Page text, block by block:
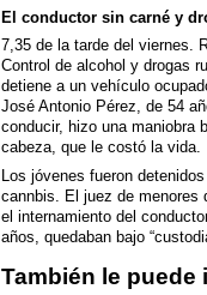
El conductor sin carné y
7,35 de la tarde del viernes.
Control de alcohol y drogas
detiene a un vehículo
José Antonio Pérez, de 54
conducir, hizo una maniobra
cabeza, que le costó la vida.
Los jóvenes fueron
cannbis. El juez de menores
el internamiento del
años, quedaban bajo
También le puede